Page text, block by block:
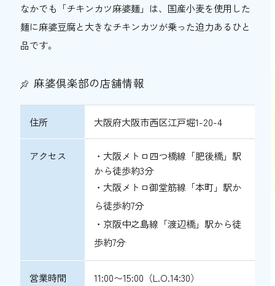
なかでも「チキンカツ麻婆麺」は、国産小麦を使用した
麺に麻婆豆腐と大きなチキンカツが乗った迫力あるひと
品です。
麻婆倶楽部の店舗情報
住所 大阪府大阪市西区江戸堀1-20-4
アクセス
・大阪メトロ四つ橋線「肥後橋」駅
から徒歩約3分
・大阪メトロ御堂筋線「本町」駅か
ら徒歩約7分
・京阪中之島線「渡辺橋」駅から徒
歩約7分
営業時間
11:00〜15:00（L.O.14:30）